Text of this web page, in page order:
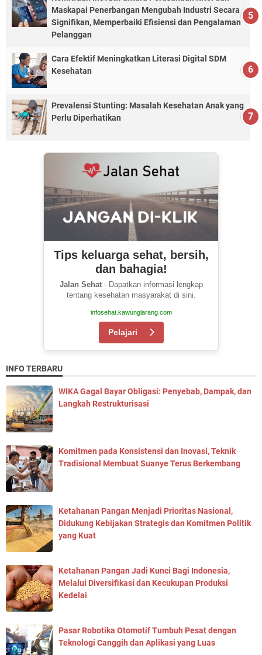
Maskapai Penerbangan Mengubah Industri Secara
Signifikan, Memperbaiki Efisiensi dan Pengalaman
Pelanggan
Cara Efektif Meningkatkan Literasi Digital SDM
Kesehatan
Prevalensi Stunting: Masalah Kesehatan Anak yang
Perlu Diperhatikan
Tips keluarga sehat, bersih,
dan bahagia!
Jalan Sehat- Dapatkan informasi lengkap
tentang kesehatan masyarakat di sini.
infosehat.kawunglarang.com
Pelajari
INFO TERBARU
WIKA Gagal Bayar Obligasi: Penyebab, Dampak, dan
Langkah Restrukturisasi
Komitmen pada Konsistensi dan Inovasi, Teknik
Tradisional Membuat Suanye Terus Berkembang
Ketahanan Pangan Menjadi Prioritas Nasional,
Didukung Kebijakan Strategis dan Komitmen Politik
yang Kuat
Ketahanan Pangan Jadi Kunci Bagi Indonesia,
Melalui Diversifikasi dan Kecukupan Produksi
Kedelai
Pasar Robotika Otomotif Tumbuh Pesat dengan
Teknologi Canggih dan Aplikasi yang Luas